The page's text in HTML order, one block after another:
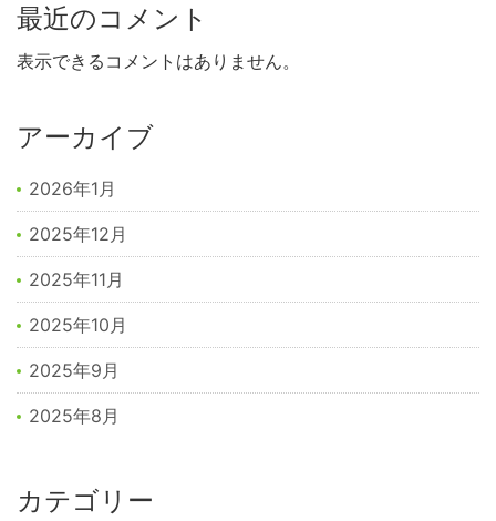
最近のコメント
表示できるコメントはありません。
アーカイブ
2026年1月
2025年12月
2025年11月
2025年10月
2025年9月
2025年8月
カテゴリー